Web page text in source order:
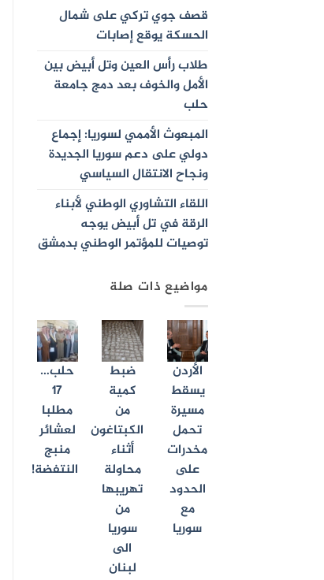
قصف جوي تركي على شمال
الحسكة يوقع إصابات
طلاب رأس العين وتل أبيض بين
الأمل والخوف بعد دمج جامعة
حلب
المبعوث الأممي لسوريا: إجماع
دولي على دعم سوريا الجديدة
ونجاح الانتقال السياسي
اللقاء التشاوري الوطني لأبناء
الرقة في تل أبيض يوجه
توصيات للمؤتمر الوطني بدمشق
مواضيع ذات صلة
الأردن
يسقط
مسيرة
تحمل
مخدرات
على
الحدود
مع
سوريا
ضبط
كمية
من
الكبتاغون
أثناء
محاولة
تهريبها
من
سوريا
الى
لبنان
حلب…
17
مطلبا
لعشائر
منبج
النتفضة!